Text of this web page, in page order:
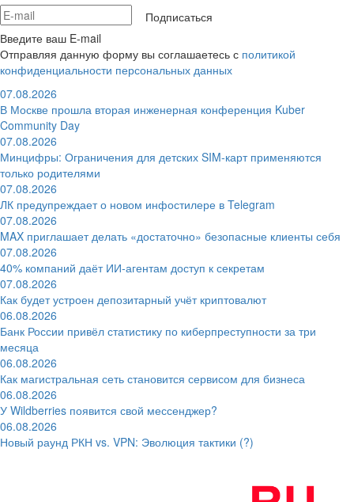
Подписаться
Введите ваш E-mail
Отправляя данную форму вы соглашаетесь с политикой
конфиденциальности персональных данных
07.08.2026
В Москве прошла вторая инженерная конференция Kuber
Community Day
07.08.2026
Минцифры: Ограничения для детских SIM-карт применяются
только родителями
07.08.2026
ЛК предупреждает о новом инфостилере в Telegram
07.08.2026
MAX приглашает делать «достаточно» безопасные клиенты себя
07.08.2026
40% компаний даёт ИИ‑агентам доступ к секретам
07.08.2026
Как будет устроен депозитарный учёт криптовалют
06.08.2026
Банк России привёл статистику по киберпреступности за три
месяца
06.08.2026
Как магистральная сеть становится сервисом для бизнеса
06.08.2026
У Wildberries появится свой мессенджер?
06.08.2026
Новый раунд РКН vs. VPN: Эволюция тактики (?)